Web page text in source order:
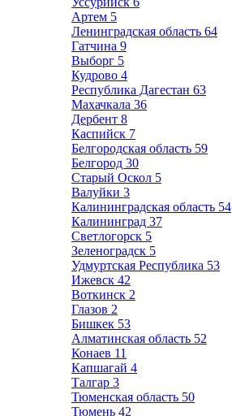
Артем 5
Ленинградская область 64
Гатчина 9
Выборг 5
Кудрово 4
Республика Дагестан 63
Махачкала 36
Дербент 8
Каспийск 7
Белгородская область 59
Белгород 30
Старый Оскол 5
Валуйки 3
Калининградская область 54
Калининград 37
Светлогорск 5
Зеленоградск 5
Удмуртская Республика 53
Ижевск 42
Воткинск 2
Глазов 2
Бишкек 53
Алматинская область 52
Конаев 11
Капшагай 4
Талгар 3
Тюменская область 50
Тюмень 42